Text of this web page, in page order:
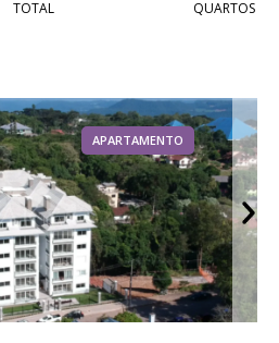
TOTAL
QUARTOS
APARTAMENTO